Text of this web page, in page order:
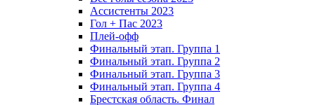
Ассистенты 2023
Гол + Пас 2023
Плей-офф
Финальный этап. Группа 1
Финальный этап. Группа 2
Финальный этап. Группа 3
Финальный этап. Группа 4
Брестская область. Финал